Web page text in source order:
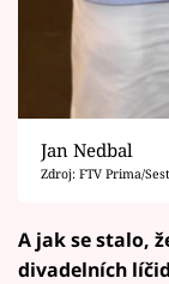
Jan Nedbal
Zdroj: FTV Prima/
A jak se stalo,
divadelních